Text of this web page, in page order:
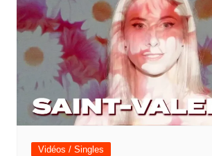
Vidéos / Singles